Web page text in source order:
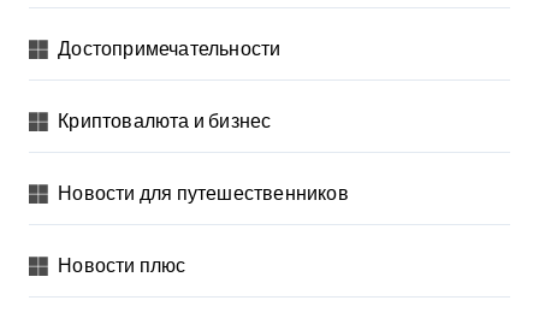
Достопримечательности
Криптовалюта и бизнес
Новости для путешественников
Новости плюс